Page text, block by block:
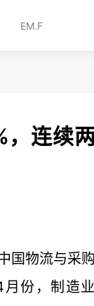
EM.F
连续
国物流与采
份，制造